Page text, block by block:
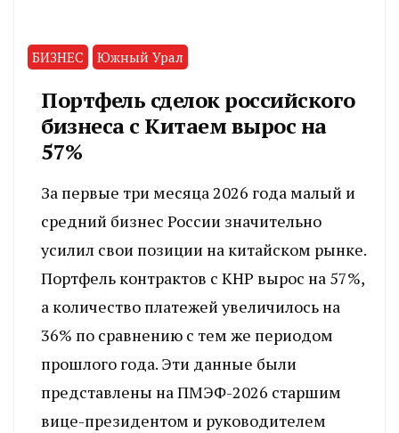
БИЗНЕС Южный Урал
Портфель сделок российского
бизнеса с Китаем вырос на
57%
За первые три месяца 2026 года малый и
средний бизнес России значительно
усилил свои позиции на китайском рынке.
Портфель контрактов с КНР вырос на 57%,
а количество платежей увеличилось на
36% по сравнению с тем же периодом
прошлого года. Эти данные были
представлены на ПМЭФ-2026 старшим
вице-президентом и руководителем